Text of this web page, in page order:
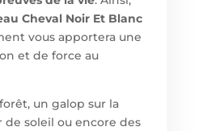
Cheval Noir Et Blanc
vous apportera une
et de force au
un galop sur la
de soleil ou encore des